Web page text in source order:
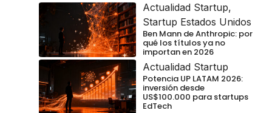
Actualidad Startup,
Startup Estados Unidos
Ben Mann de Anthropic: por
qué los títulos ya no
importan en 2026
Actualidad Startup
Potencia UP LATAM 2026:
inversión desde
US$100.000 para startups
EdTech